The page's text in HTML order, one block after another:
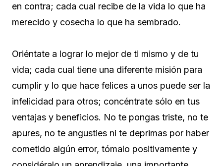
en contra; cada cual recibe de la vida lo que ha
merecido y cosecha lo que ha sembrado.
Oriéntate a lograr lo mejor de ti mismo y de tu
vida; cada cual tiene una diferente misión para
cumplir y lo que hace felices a unos puede ser la
infelicidad para otros; concéntrate sólo en tus
ventajas y beneficios. No te pongas triste, no te
apures, no te angusties ni te deprimas por haber
cometido algún error, tómalo positivamente y